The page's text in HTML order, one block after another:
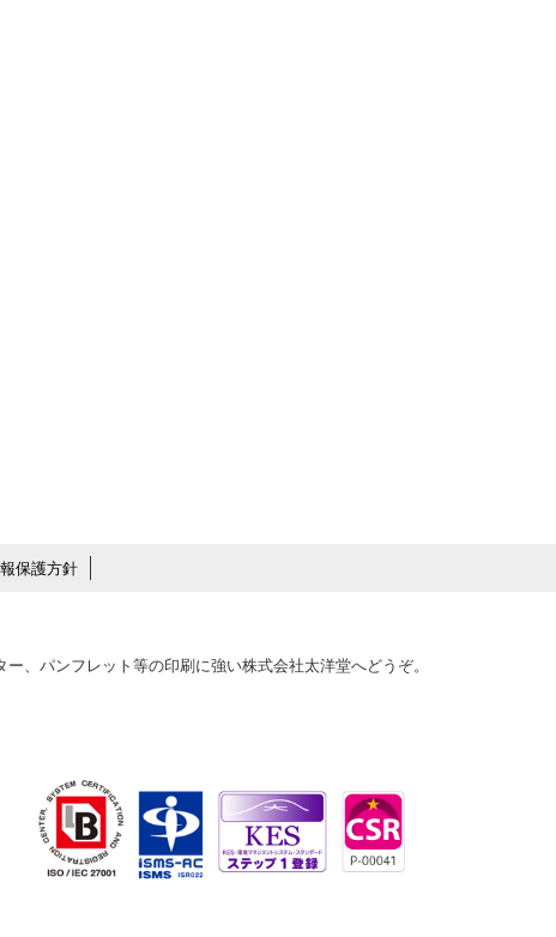
保護方針
、パンフレット等の印刷に強い株式会社太洋堂へどうぞ。